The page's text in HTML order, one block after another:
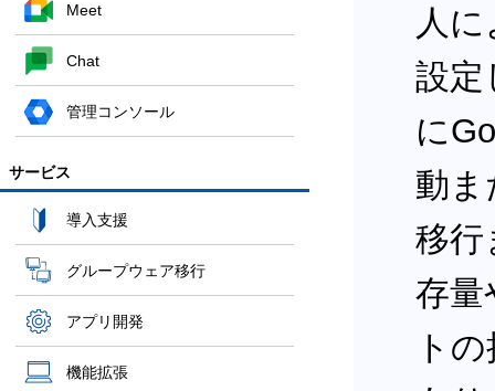
Meet
Chat
管理コンソール
サービス
導入支援
グループウェア移行
アプリ開発
機能拡張
人
設定
に
動ま
移行
存量
ト